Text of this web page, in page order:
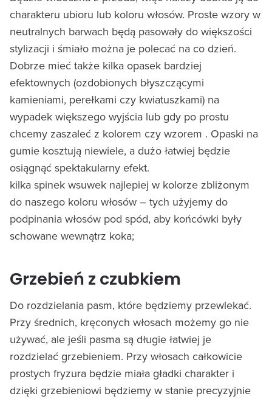
charakteru ubioru lub koloru włosów. Proste wzory w
neutralnych barwach będą pasowały do większości
stylizacji i śmiało można je polecać na co dzień.
Dobrze mieć także kilka opasek bardziej
efektownych (ozdobionych błyszczącymi
kamieniami, perełkami czy kwiatuszkami) na
wypadek większego wyjścia lub gdy po prostu
chcemy zaszaleć z kolorem czy wzorem . Opaski na
gumie kosztują niewiele, a dużo łatwiej będzie
osiągnąć spektakularny efekt.
kilka spinek wsuwek najlepiej w kolorze zbliżonym
do naszego koloru włosów – tych użyjemy do
podpinania włosów pod spód, aby końcówki były
schowane wewnątrz koka;
Grzebień z czubkiem
Do rozdzielania pasm, które będziemy przewlekać.
Przy średnich, kręconych włosach możemy go nie
używać, ale jeśli pasma są długie łatwiej je
rozdzielać grzebieniem. Przy włosach całkowicie
prostych fryzura będzie miała gładki charakter i
dzięki grzebieniowi będziemy w stanie precyzyjnie